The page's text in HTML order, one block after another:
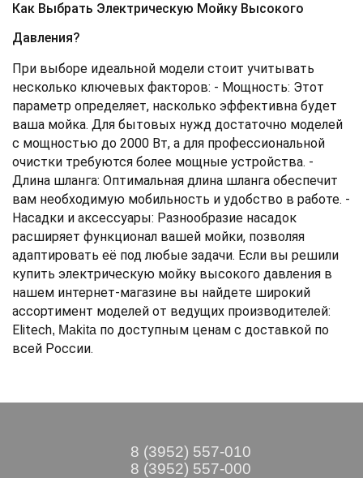
Как Выбрать Электрическую Мойку Высокого
Давления?
При выборе идеальной модели стоит учитывать
несколько ключевых факторов: - Мощность: Этот
параметр определяет, насколько эффективна будет
ваша мойка. Для бытовых нужд достаточно моделей
с мощностью до 2000 Вт, а для профессиональной
очистки требуются более мощные устройства. -
Длина шланга: Оптимальная длина шланга обеспечит
вам необходимую мобильность и удобство в работе. -
Насадки и аксессуары: Разнообразие насадок
расширяет функционал вашей мойки, позволяя
адаптировать её под любые задачи. Если вы решили
купить электрическую мойку высокого давления в
нашем интернет-магазине вы найдете широкий
ассортимент моделей от ведущих производителей:
Elitech, Makita по доступным ценам с доставкой по
всей России.
8 (3952) 557-010
8 (3952) 557-000